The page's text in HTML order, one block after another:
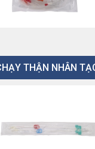
THẬN NHÂN